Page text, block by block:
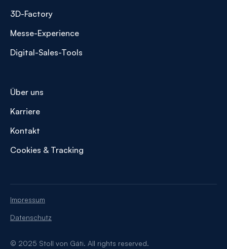
3D-Factory
Messe-Experience
Digital-Sales-Tools
Über uns
Karriere
Kontakt
Cookies & Tracking
© 2025 Stoll von Gáti. All rights reserved.
Impressum
Datenschutz